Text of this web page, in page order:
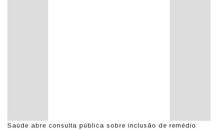
Saúde abre consulta pública sobre inclusão de remédio